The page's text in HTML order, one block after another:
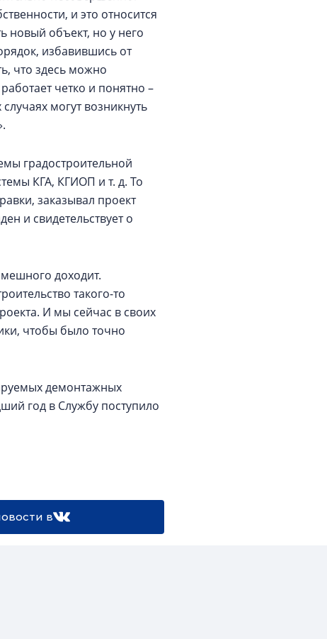
и это относится
новый объект, но у него
избавившись от
что здесь можно
четко и понятно –
могут возникнуть
градостроительной
КГА, КГИОП и т. д. То
заказывал проект
и свидетельствует о
доходит.
такого-то
И мы сейчас в своих
чтобы было точно
демонтажных
год в Службу поступило
в